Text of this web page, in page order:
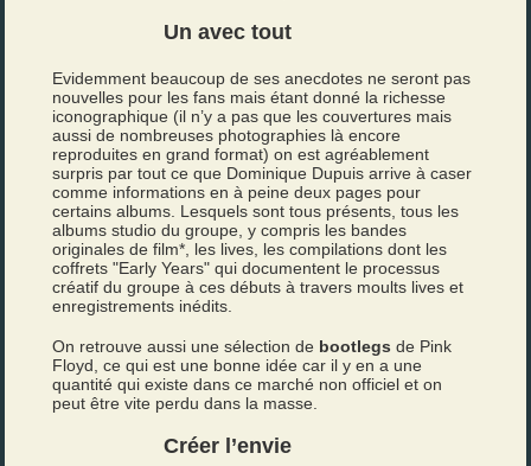
Un avec tout
Evidemment beaucoup de ses anecdotes ne seront pas
nouvelles pour les fans mais étant donné la richesse
iconographique (il n’y a pas que les couvertures mais
aussi de nombreuses photographies là encore
reproduites en grand format) on est agréablement
surpris par tout ce que Dominique Dupuis arrive à caser
comme informations en à peine deux pages pour
certains albums. Lesquels sont tous présents, tous les
albums studio du groupe, y compris les bandes
originales de film*, les lives, les compilations dont les
coffrets "Early Years" qui documentent le processus
créatif du groupe à ces débuts à travers moults lives et
enregistrements inédits.
On retrouve aussi une sélection de bootlegs de Pink
Floyd, ce qui est une bonne idée car il y en a une
quantité qui existe dans ce marché non officiel et on
peut être vite perdu dans la masse.
Créer l’envie